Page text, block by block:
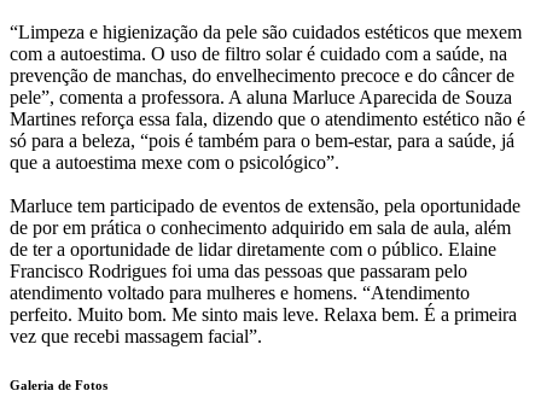
“Limpeza e higienização da pele são cuidados estéticos que mexem
com a autoestima. O uso de filtro solar é cuidado com a saúde, na
prevenção de manchas, do envelhecimento precoce e do câncer de
pele”, comenta a professora. A aluna Marluce Aparecida de Souza
Martines reforça essa fala, dizendo que o atendimento estético não é
só para a beleza, “pois é também para o bem-estar, para a saúde, já
que a autoestima mexe com o psicológico”.
Marluce tem participado de eventos de extensão, pela oportunidade
de por em prática o conhecimento adquirido em sala de aula, além
de ter a oportunidade de lidar diretamente com o público. Elaine
Francisco Rodrigues foi uma das pessoas que passaram pelo
atendimento voltado para mulheres e homens. “Atendimento
perfeito. Muito bom. Me sinto mais leve. Relaxa bem. É a primeira
vez que recebi massagem facial”.
Galeria de Fotos